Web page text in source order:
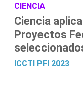
CIENCIA
Ciencia
Proyectos
ICCTI PFI 2023